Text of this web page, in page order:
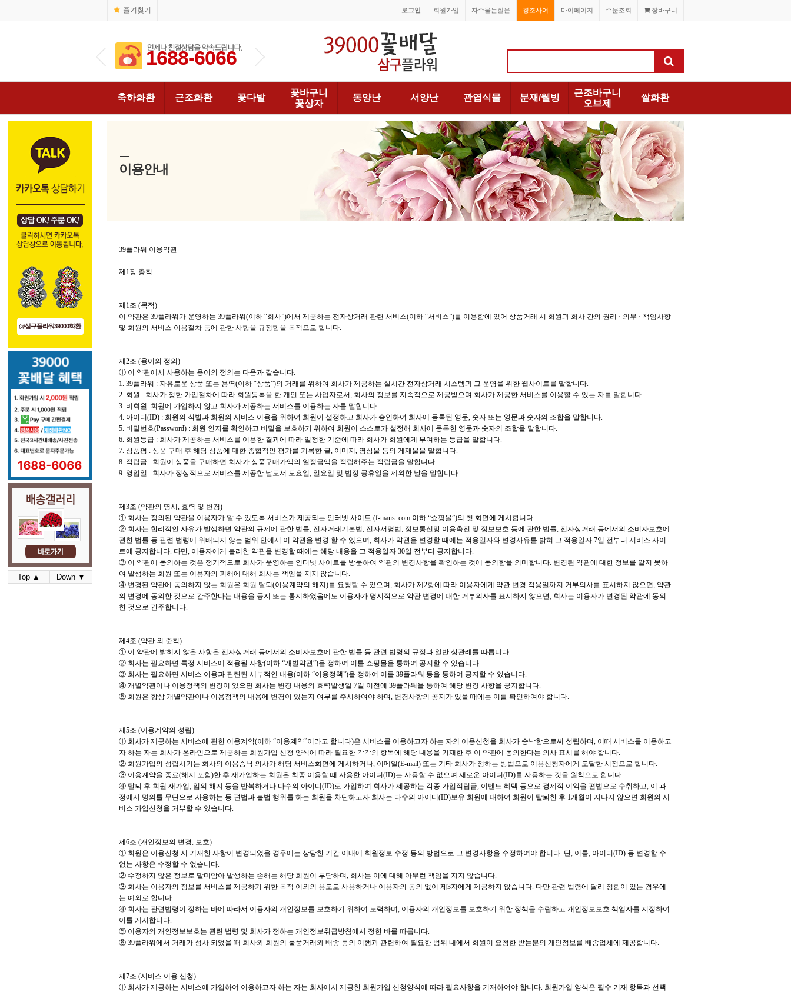
즐겨찾기 장바구니
주문조회
마이페이지
경조사어
자주묻는질문
회원가입
로그인
1688-6066 1688-6066 1688-6066
축하화환 근조화환 꽃다발
꽃바구니
꽃상자
동양난 서양난 관엽식물 분재/웰빙
근조바구니
오브제
쌀화환
@삼구플라워39000화환
Top ▲ Down ▼
이용안내
39플라워 이용약관
제1장 총칙
제1조 (목적)
이 약관은 39플라워가 운영하는 39플라워(이하 “회사”)에서 제공하는 전자상거래 관련 서비스(이하 “서비스”)를 이용함에 있어 상품거래 시 회원과 회사 간의 권리 · 의무 · 책임사항
및 회원의 서비스 이용절차 등에 관한 사항을 규정함을 목적으로 합니다.
제2조 (용어의 정의)
① 이 약관에서 사용하는 용어의 정의는 다음과 같습니다.
1. 39플라워 : 자유로운 상품 또는 용역(이하 “상품”)의 거래를 위하여 회사가 제공하는 실시간 전자상거래 시스템과 그 운영을 위한 웹사이트를 말합니다.
2. 회원 : 회사가 정한 가입절차에 따라 회원등록을 한 개인 또는 사업자로서, 회사의 정보를 지속적으로 제공받으며 회사가 제공한 서비스를 이용할 수 있는 자를 말합니다.
3. 비회원: 회원에 가입하지 않고 회사가 제공하는 서비스를 이용하는 자를 말합니다.
4. 아이디(ID) : 회원의 식별과 회원의 서비스 이용을 위하여 회원이 설정하고 회사가 승인하여 회사에 등록된 영문, 숫자 또는 영문과 숫자의 조합을 말합니다.
5. 비밀번호(Password) : 회원 인지를 확인하고 비밀을 보호하기 위하여 회원이 스스로가 설정해 회사에 등록한 영문과 숫자의 조합을 말합니다.
6. 회원등급 : 회사가 제공하는 서비스를 이용한 결과에 따라 일정한 기준에 따라 회사가 회원에게 부여하는 등급을 말합니다.
7. 상품평 : 상품 구매 후 해당 상품에 대한 종합적인 평가를 기록한 글, 이미지, 영상물 등의 게재물을 말합니다.
8. 적립금 : 회원이 상품을 구매하면 회사가 상품구매가액의 일정금액을 적립해주는 적립금을 말합니다.
9. 영업일 : 회사가 정상적으로 서비스를 제공한 날로서 토요일, 일요일 및 법정 공휴일을 제외한 날을 말합니다.
제3조 (약관의 명시, 효력 및 변경)
① 회사는 정의된 약관을 이용자가 알 수 있도록 서비스가 제공되는 인터넷 사이트 (f-mans .com 이하 “쇼핑몰”)의 첫 화면에 게시합니다.
② 회사는 합리적인 사유가 발생하면 약관의 규제에 관한 법률, 전자거래기본법, 전자서명법, 정보통신망 이용촉진 및 정보보호 등에 관한 법률, 전자상거래 등에서의 소비자보호에
관한 법률 등 관련 법령에 위배되지 않는 범위 안에서 이 약관을 변경 할 수 있으며, 회사가 약관을 변경할 때에는 적용일자와 변경사유를 밝혀 그 적용일자 7일 전부터 서비스 사이
트에 공지합니다. 다만, 이용자에게 불리한 약관을 변경할 때에는 해당 내용을 그 적용일자 30일 전부터 공지합니다.
③ 이 약관에 동의하는 것은 정기적으로 회사가 운영하는 인터넷 사이트를 방문하여 약관의 변경사항을 확인하는 것에 동의함을 의미합니다. 변경된 약관에 대한 정보를 알지 못하
여 발생하는 회원 또는 이용자의 피해에 대해 회사는 책임을 지지 않습니다.
④ 변경된 약관에 동의하지 않는 회원은 회원 탈퇴(이용계약의 해지)를 요청할 수 있으며, 회사가 제2항에 따라 이용자에게 약관 변경 적용일까지 거부의사를 표시하지 않으면, 약관
의 변경에 동의한 것으로 간주한다는 내용을 공지 또는 통지하였음에도 이용자가 명시적으로 약관 변경에 대한 거부의사를 표시하지 않으면, 회사는 이용자가 변경된 약관에 동의
한 것으로 간주합니다.
제4조 (약관 외 준칙)
① 이 약관에 밝히지 않은 사항은 전자상거래 등에서의 소비자보호에 관한 법률 등 관련 법령의 규정과 일반 상관례를 따릅니다.
② 회사는 필요하면 특정 서비스에 적용될 사항(이하 “개별약관”)을 정하여 이를 쇼핑몰을 통하여 공지할 수 있습니다.
③ 회사는 필요하면 서비스 이용과 관련된 세부적인 내용(이하 “이용정책”)을 정하여 이를 39플라워 등을 통하여 공지할 수 있습니다.
④ 개별약관이나 이용정책의 변경이 있으면 회사는 변경 내용의 효력발생일 7일 이전에 39플라워을 통하여 해당 변경 사항을 공지합니다.
⑤ 회원은 항상 개별약관이나 이용정책의 내용에 변경이 있는지 여부를 주시하여야 하며, 변경사항의 공지가 있을 때에는 이를 확인하여야 합니다.
제5조 (이용계약의 성립)
① 회사가 제공하는 서비스에 관한 이용계약(이하 “이용계약”이라고 합니다)은 서비스를 이용하고자 하는 자의 이용신청을 회사가 승낙함으로써 성립하며, 이때 서비스를 이용하고
자 하는 자는 회사가 온라인으로 제공하는 회원가입 신청 양식에 따라 필요한 각각의 항목에 해당 내용을 기재한 후 이 약관에 동의한다는 의사 표시를 해야 합니다.
② 회원가입의 성립시기는 회사의 이용승낙 의사가 해당 서비스화면에 게시하거나, 이메일(E-mail) 또는 기타 회사가 정하는 방법으로 이용신청자에게 도달한 시점으로 합니다.
③ 이용계약을 종료(해지 포함)한 후 재가입하는 회원은 최종 이용할 때 사용한 아이디(ID)는 사용할 수 없으며 새로운 아이디(ID)를 사용하는 것을 원칙으로 합니다.
④ 탈퇴 후 회원 재가입, 임의 해지 등을 반복하거나 다수의 아이디(ID)로 가입하여 회사가 제공하는 각종 가입적립금, 이벤트 혜택 등으로 경제적 이익을 편법으로 수취하고, 이 과
정에서 명의를 무단으로 사용하는 등 편법과 불법 행위를 하는 회원을 차단하고자 회사는 다수의 아이디(ID)보유 회원에 대하여 회원이 탈퇴한 후 1개월이 지나지 않으면 회원의 서
비스 가입신청을 거부할 수 있습니다.
제6조 (개인정보의 변경, 보호)
① 회원은 이용신청 시 기재한 사항이 변경되었을 경우에는 상당한 기간 이내에 회원정보 수정 등의 방법으로 그 변경사항을 수정하여야 합니다. 단, 이름, 아이디(ID) 등 변경할 수
없는 사항은 수정할 수 없습니다.
② 수정하지 않은 정보로 말미암아 발생하는 손해는 해당 회원이 부담하며, 회사는 이에 대해 아무런 책임을 지지 않습니다.
③ 회사는 이용자의 정보를 서비스를 제공하기 위한 목적 이외의 용도로 사용하거나 이용자의 동의 없이 제3자에게 제공하지 않습니다. 다만 관련 법령에 달리 정함이 있는 경우에
는 예외로 합니다.
④ 회사는 관련법령이 정하는 바에 따라서 이용자의 개인정보를 보호하기 위하여 노력하며, 이용자의 개인정보를 보호하기 위한 정책을 수립하고 개인정보보호 책임자를 지정하여
이를 게시합니다.
⑤ 이용자의 개인정보보호는 관련 법령 및 회사가 정하는 개인정보취급방침에서 정한 바를 따릅니다.
⑥ 39플라워에서 거래가 성사 되었을 때 회사와 회원의 물품거래와 배송 등의 이행과 관련하여 필요한 범위 내에서 회원이 요청한 받는분의 개인정보를 배송업체에 제공합니다.
제7조 (서비스 이용 신청)
① 회사가 제공하는 서비스에 가입하여 이용하고자 하는 자는 회사에서 제공한 회원가입 신청양식에 따라 필요사항을 기재하여야 합니다. 회원가입 양식은 필수 기재 항목과 선택